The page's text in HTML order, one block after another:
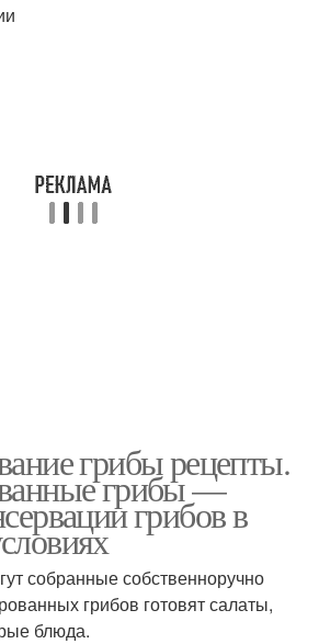
грибы рецепты.
грибы —
грибов в
собранные собственноручно
грибов готовят салаты,
блюда.